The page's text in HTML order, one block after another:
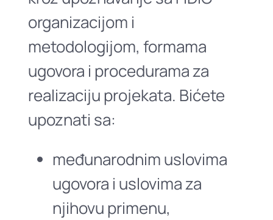
organizacijom i
metodologijom, formama
ugovora i procedurama za
realizaciju projekata. Bićete
upoznati sa:
međunarodnim uslovima
ugovora i uslovima za
njihovu primenu,